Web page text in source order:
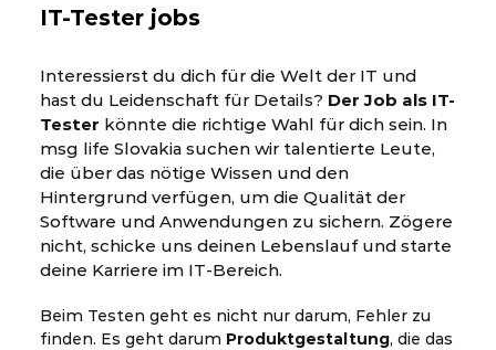
IT-Tester jobs
Interessierst du dich für die Welt der IT und
hast du Leidenschaft für Details? Der Job als IT-
Tester könnte die richtige Wahl für dich sein. In
msg life Slovakia suchen wir talentierte Leute,
die über das nötige Wissen und den
Hintergrund verfügen, um die Qualität der
Software und Anwendungen zu sichern. Zögere
nicht, schicke uns deinen Lebenslauf und starte
deine Karriere im IT-Bereich.
Beim Testen geht es nicht nur darum, Fehler zu
finden. Es geht darum Produktgestaltung, die das